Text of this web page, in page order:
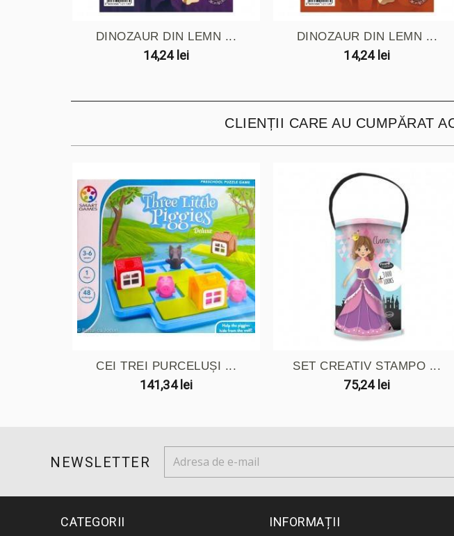
DINOZAUR DIN LEMN ...
14,24 lei
DINOZAUR DIN LEMN ...
14,24 lei
CLIENȚII CARE AU CUMPĂRAT
CEI TREI PURCELUȘI ...
141,34 lei
SET CREATIV STAMPO ...
75,24 lei
NEWSLETTER
CATEGORII INFORMAȚII